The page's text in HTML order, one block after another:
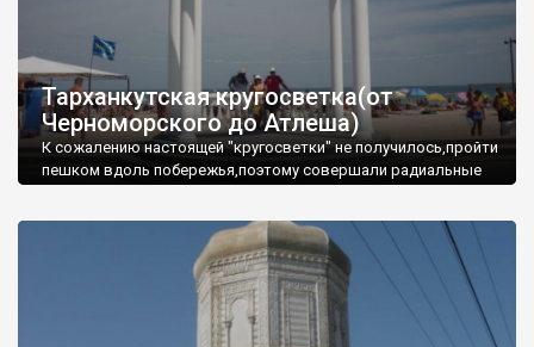
Тарханкутская кругосветка(от
Черноморского до Атлеша)
К сожалению настоящей "кругосветки" не получилось,пройти
пешком вдоль побережья,поэтому совершали радиальные